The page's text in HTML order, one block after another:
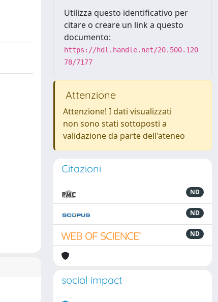
Utilizza questo identificativo per
citare o creare un link a questo
documento:
https://hdl.handle.net/20.500.120
78/7177
Attenzione
Attenzione! I dati visualizzati
non sono stati sottoposti a
validazione da parte dell'ateneo
Citazioni
ND
ND
ND
social impact